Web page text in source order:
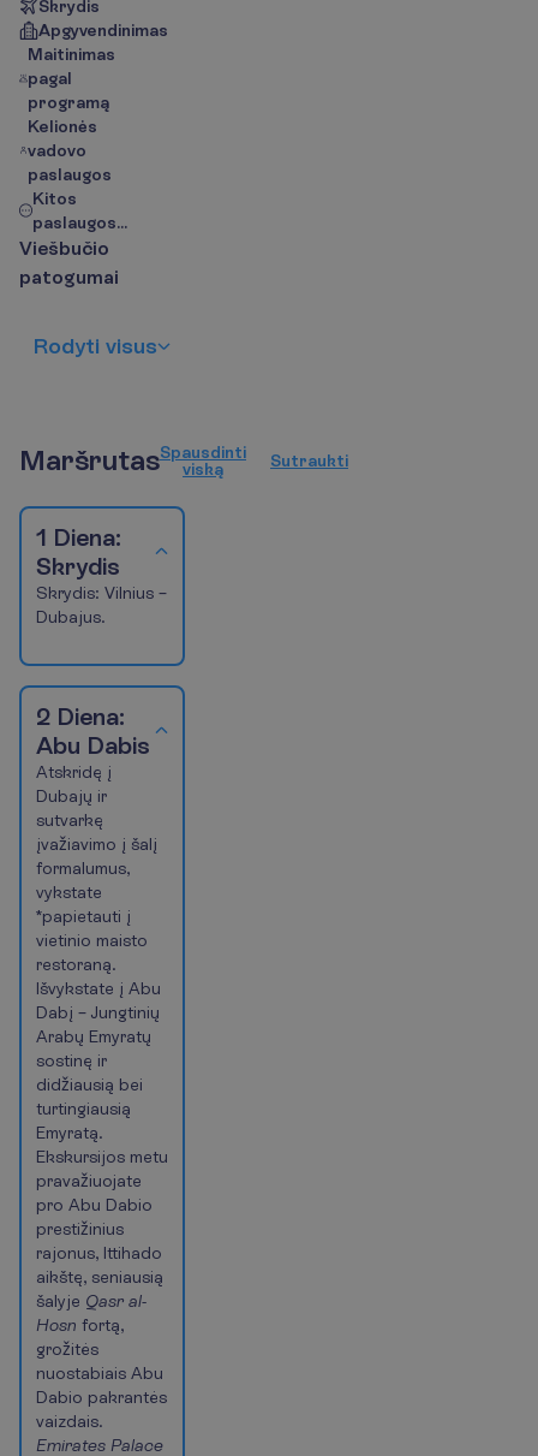
Skrydis
Apgyvendinimas
Maitinimas
pagal
programą
Kelionės
vadovo
paslaugos
Kitos
paslaugos...
Viešbučio
patogumai
Rodyti visus
MaršrutasSpausdinti
viską Sutraukti
1 Diena:
Skrydis
Skrydis: Vilnius –
Dubajus.
2 Diena:
Abu Dabis
Atskridę į
Dubajų ir
sutvarkę
įvažiavimo į šalį
formalumus,
vykstate
*papietauti į
vietinio maisto
restoraną.
Išvykstate į Abu
Dabį – Jungtinių
Arabų Emyratų
sostinę ir
didžiausią bei
turtingiausią
Emyratą.
Ekskursijos metu
pravažiuojate
pro Abu Dabio
prestižinius
rajonus, Ittihado
aikštę, seniausią
šalyje Qasr al-
Hosn fortą,
grožitės
nuostabiais Abu
Dabio pakrantės
vaizdais.
Emirates Palace